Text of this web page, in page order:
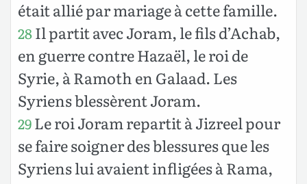
était allié par mariage à cette famille.
28Il partit avec Joram, le fils d’Achab,
en guerre contre Hazaël, le roi de
Syrie, à Ramoth en Galaad. Les
Syriens blessèrent Joram.
29Le roi Joram repartit à Jizreel pour
se faire soigner des blessures que les
Syriens lui avaient infligées à Rama,